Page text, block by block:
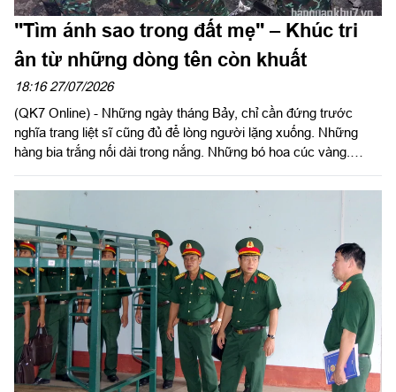
"Tìm ánh sao trong đất mẹ" – Khúc tri
ân từ những dòng tên còn khuất
18:16 27/07/2026
(QK7 Online) - Những ngày tháng Bảy, chỉ cần đứng trước
nghĩa trang liệt sĩ cũng đủ để lòng người lặng xuống. Những
hàng bia trắng nối dài trong nắng. Những bó hoa cúc vàng.
khắc lên đá, vẫn còn không ít tấm bia chỉ ghi vỏn vẹn: "Liệt sĩ
chưa xác định được thông tin". Đó là những khoảng lặng chưa
khép lại của chiến tranh...